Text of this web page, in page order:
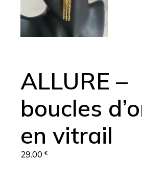
ALLURE –
boucles
en vitrail
29.00€